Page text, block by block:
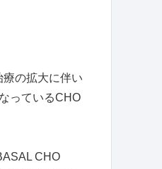
の拡大に伴い
っているCHO
CHO